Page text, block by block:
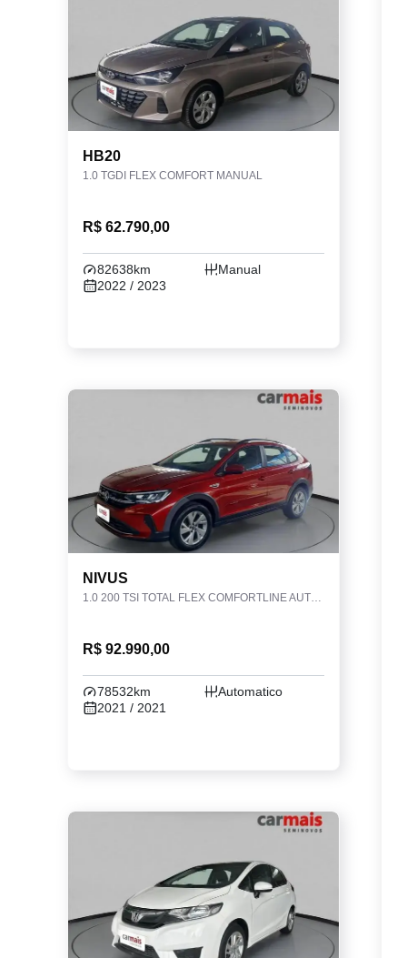
HB20
1.0 TGDI FLEX COMFORT MANUAL
R$ 62.790,00
82638km
Manual
2022 / 2023
NIVUS
1.0 200 TSI TOTAL FLEX COMFORTLINE AUTOMÁTICO
R$ 92.990,00
78532km
Automatico
2021 / 2021